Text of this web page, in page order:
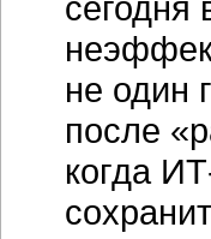
не один
после
когда